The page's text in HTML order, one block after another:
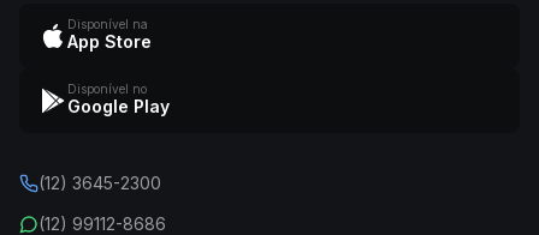
Disponível na
App Store
Disponível no
Google Play
(12) 3645-2300
(12) 99112-8686